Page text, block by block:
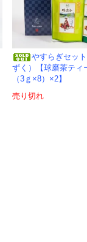
やすらぎセッ
ずく）【球磨茶ティ
（3ｇ×8）×2】
売り切れ